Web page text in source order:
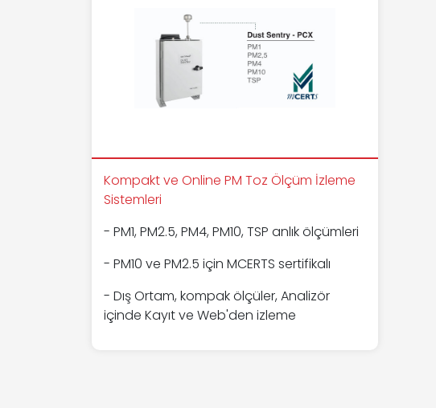
Kompakt ve Online PM Toz Ölçüm İzleme
Sistemleri
- PM1, PM2.5, PM4, PM10, TSP anlık ölçümleri
- PM10 ve PM2.5 için MCERTS sertifikalı
- Dış Ortam, kompak ölçüler, Analizör
içinde Kayıt ve Web'den izleme